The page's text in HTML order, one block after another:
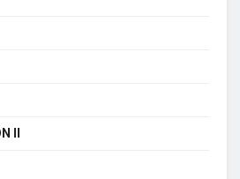
II